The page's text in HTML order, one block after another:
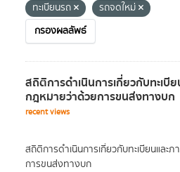
ทะเบียนรถ
รถจดใหม่
กรองผลลัพธ์
สถิติการดำเนินการเกี่ยวกับทะเบี
กฎหมายว่าด้วยการขนส่งทางบก
recent views
สถิติการดำเนินการเกี่ยวกับทะเบียนแล
การขนส่งทางบก